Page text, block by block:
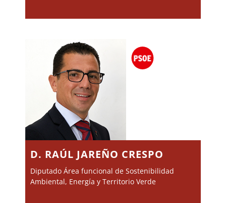
D. RAÚL JAREÑO CRESPO
Diputado Área funcional de Sostenibilidad
Ambiental, Energía y Territorio Verde